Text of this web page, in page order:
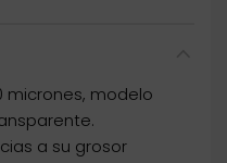
micrones, modelo
a su grosor